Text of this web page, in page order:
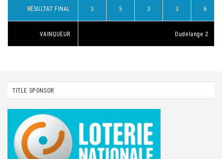
RÉSULTAT FINAL 3 5 3 3 6
VAINQUEUR Dudelange 2
TITLE SPONSOR